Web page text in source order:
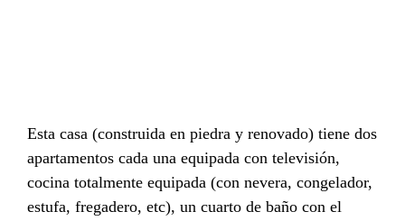
Esta casa (construida en piedra y renovado) tiene dos
apartamentos cada una equipada con televisión,
cocina totalmente equipada (con nevera, congelador,
estufa, fregadero, etc), un cuarto de baño con el